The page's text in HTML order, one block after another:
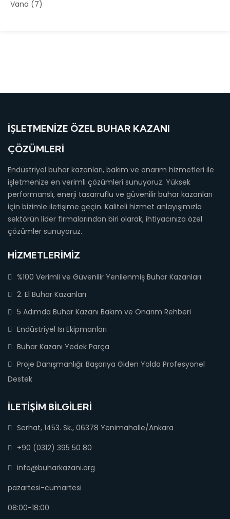
Vana
7
İŞLETMENIZE ÖZEL BUHAR KAZANI
ÇÖZÜMLERI
Endüstriyel buhar kazanları, bakım ve onarım hizmetleri ile
işletmenize en verimli çözümleri sunuyoruz. Yüksek
performanslı, enerji tasarruflu ve güvenilir buhar kazanları
için bizimle iletişime geçin. Kaliteli hizmet anlayışımızla
sektörün lider firmalarından biri olarak, ihtiyacınıza özel
çözümler sunuyoruz.
HIZMETLERIMIZ
%100 Verimli ve Güvenilir Yenilenmiş Buhar Kazanları
2. El Buhar Kazanları
5 Adımda Buhar Kazanı Bakım ve Onarım Rehberi
Endüstriyel Isı Ekipmanları
Buhar Kazanı Yedek Parça
Proje Danışmanlığı: Başarıya Giden Yolda Profesyonel
Destek
İLETIŞIM BILGILERI
Serhat, 1453. Sk., 06378 Yenimahalle/Ankara
+90 (0312) 395 50 80
info@buharkazani.org
pazartesi-cumartesi
08:00-18:00